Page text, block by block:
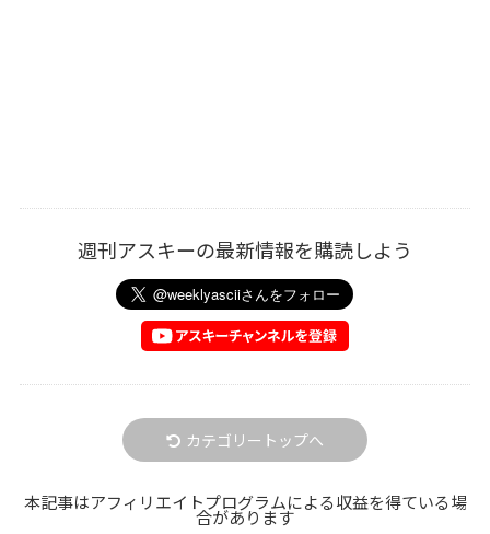
週刊アスキーの最新情報を購読しよう
カテゴリートップへ
本記事はアフィリエイトプログラムによる収益を得ている場
合があります